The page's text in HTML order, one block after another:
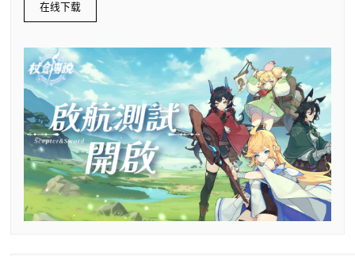
在线下载